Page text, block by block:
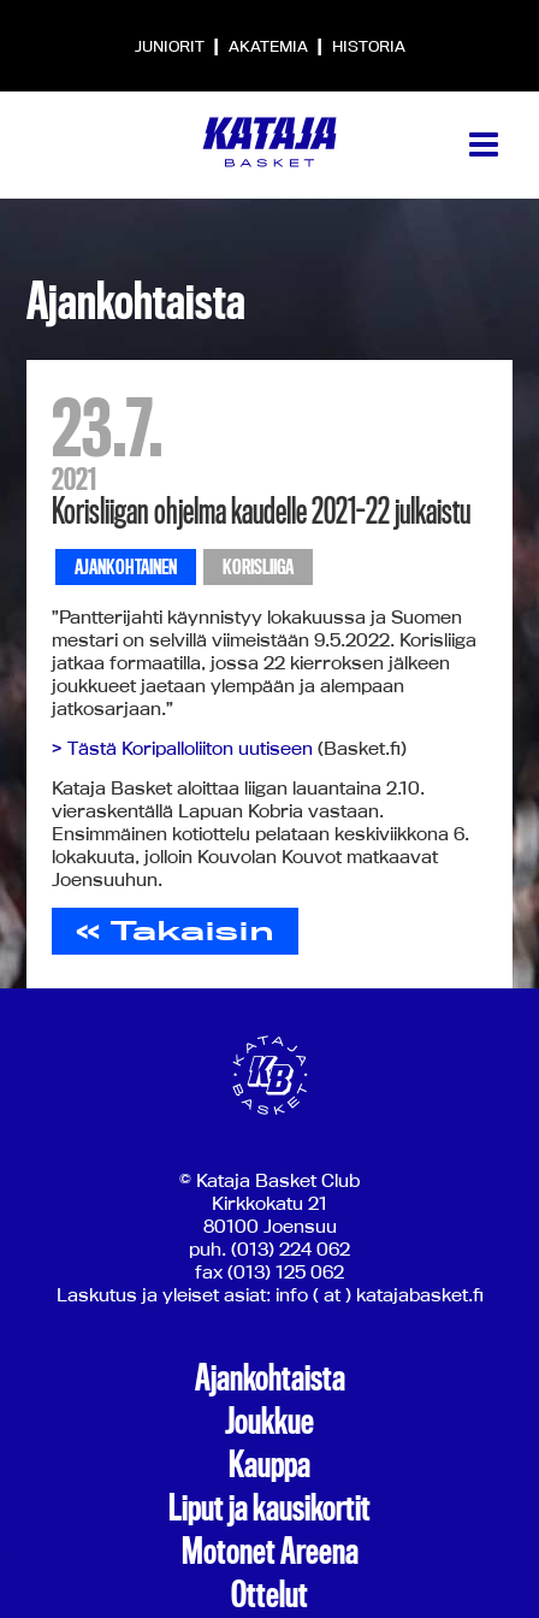
JUNIORIT | AKATEMIA | HISTORIA
Ajankohtaista
23.7.
2021
Korisliigan ohjelma kaudelle 2021-22 julkaistu
AJANKOHTAINEN KORISLIIGA
”Pantterijahti käynnistyy lokakuussa ja Suomen
mestari on selvillä viimeistään 9.5.2022. Korisliiga
jatkaa formaatilla, jossa 22 kierroksen jälkeen
joukkueet jaetaan ylempään ja alempaan
jatkosarjaan.”
> Tästä Koripalloliiton uutiseen (Basket.fi)
Kataja Basket aloittaa liigan lauantaina 2.10.
vieraskentällä Lapuan Kobria vastaan.
Ensimmäinen kotiottelu pelataan keskiviikkona 6.
lokakuuta, jolloin Kouvolan Kouvot matkaavat
Joensuuhun.
« Takaisin
© Kataja Basket Club
Kirkkokatu 21
80100 Joensuu
puh. (013) 224 062
fax (013) 125 062
Laskutus ja yleiset asiat: info ( at ) katajabasket.fi
Ajankohtaista
Joukkue
Kauppa
Liput ja kausikortit
Motonet Areena
Ottelut